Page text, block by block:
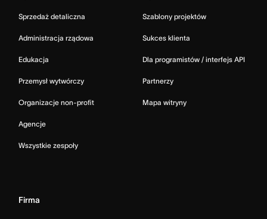
Sprzedaż detaliczna
Administracja rządowa
Edukacja
Przemysł wytwórczy
Organizacje non-profit
Agencje
Wszystkie zespoły
Szablony projektów
Sukces klienta
Dla programistów / interfejs API
Partnerzy
Mapa witryny
Firma